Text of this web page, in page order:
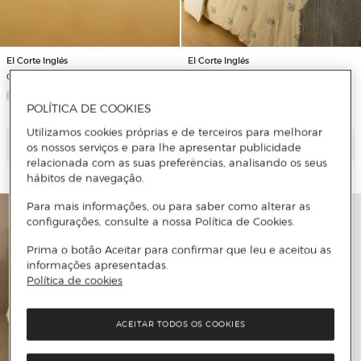
El Corte Inglés
Capa de Almofada de Algodão Anaïs
Adicionar
El Corte Inglés
Conjunto de Capa de Edredão de
Adicionar
POLÍTICA DE COOKIES
Utilizamos cookies próprias e de terceiros para melhorar
os nossos serviços e para lhe apresentar publicidade
relacionada com as suas preferências, analisando os seus
hábitos de navegação.
Para mais informações, ou para saber como alterar as
configurações, consulte a nossa Política de Cookies.
Prima o botão Aceitar para confirmar que leu e aceitou as
informações apresentadas.
Política de cookies
ACEITAR TODOS OS COOKIES